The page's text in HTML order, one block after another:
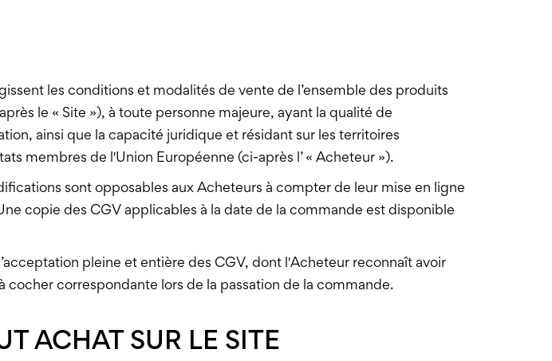
les conditions et modalités de vente de l’ensemble des produits
le « Site »), à toute personne majeure, ayant la qualité de
ainsi que la capacité juridique et résidant sur les territoires
membres de l'Union Européenne (ci-après l’ « Acheteur »).
sont opposables aux Acheteurs à compter de leur mise en ligne
copie des CGV applicables à la date de la commande est disponible
pleine et entière des CGV, dont l'Acheteur reconnaît avoir
cocher correspondante lors de la passation de la commande.
ACHAT SUR LE SITE